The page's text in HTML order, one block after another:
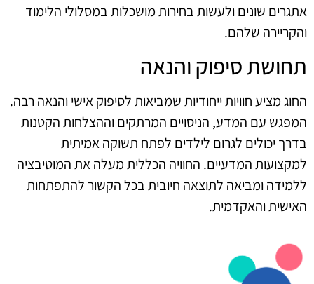
אתגרים שונים ולעשות בחירות מושכלות במסלולי הלימוד
והקריירה שלהם.
תחושת סיפוק והנאה
החוג מציע חוויות ייחודיות שמביאות לסיפוק אישי והנאה רבה.
המפגש עם המדע, הניסויים המרתקים וההצלחות הקטנות
בדרך יכולים לגרום לילדים לפתח תשוקה אמיתית
למקצועות המדעיים. החוויה הכללית מעלה את המוטיבציה
ללמידה ומביאה לתוצאה חיובית בכל הקשור להתפתחות
האישית והאקדמית.